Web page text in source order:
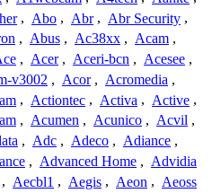
, Abo , Abr , Abr Security ,
, Abus , Ac38xx , Acam ,
, Acer , Aceri-bcn , Acesee ,
v3002 , Acor , Acromedia ,
, Actiontec , Activa , Active ,
, Acumen , Acunico , Acvil ,
, Adc , Adeco , Adiance ,
, Advanced Home , Advidia
, Aecbl1 , Aegis , Aeon , Aeoss